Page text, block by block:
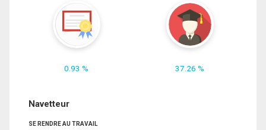
0.93 % 37.26 %
Navetteur
SE RENDRE AU TRAVAIL